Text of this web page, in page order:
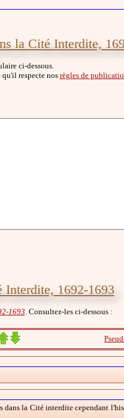
la Cité Interdite,
ci-dessous.
respecte nosrègles de
1692-1693
1693. Consultez-les ci-dessous :
dans la Cité interdite cependant